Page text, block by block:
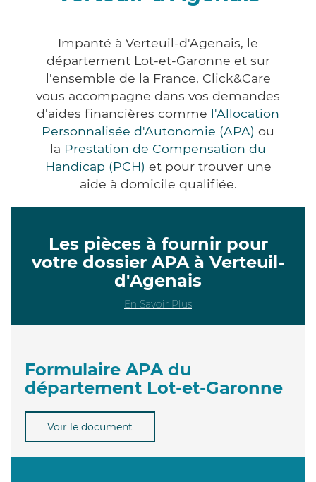
Impanté à Verteuil-d'Agenais, le
département Lot-et-Garonne et sur
l'ensemble de la France, Click&Care
vous accompagne dans vos demandes
d'aides financières comme l'Allocation
Personnalisée d'Autonomie (APA) ou
la Prestation de Compensation du
Handicap (PCH) et pour trouver une
aide à domicile qualifiée.
Les pièces à fournir pour
votre dossier APA à Verteuil-
d'Agenais
En Savoir Plus
Formulaire APA du
département Lot-et-Garonne
Voir le document